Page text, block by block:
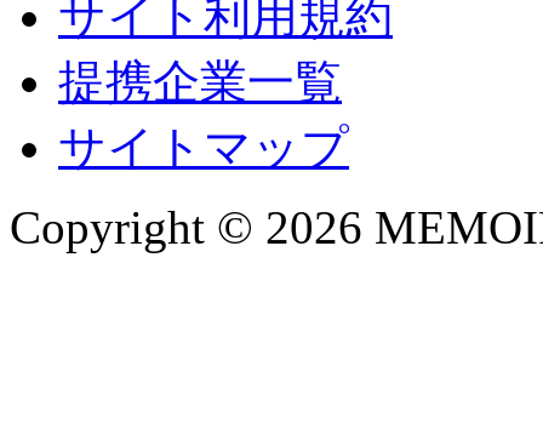
サイト利用規約
提携企業一覧
サイトマップ
Copyright © 2026